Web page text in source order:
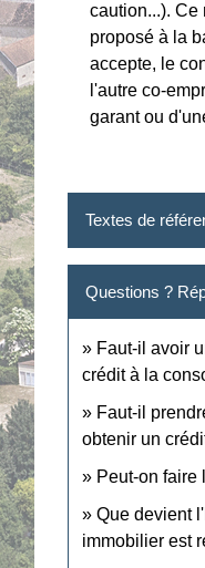
caution...). Ce
proposé à la
accepte, le
l'autre co-
garant ou
Textes de
Questions ?
Faut-il avoir
crédit à la
Faut-il
obtenir un
Peut-on faire
Que devient
immobilier est